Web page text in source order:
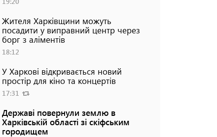
Жителя Харківщини можуть
посадити у виправний центр через
борг з аліментів
18:12
У Харкові відкривається новий
простір для кіно та концертів
17:31
Державі повернули землю в
Харківській області зі скіфським
городищем